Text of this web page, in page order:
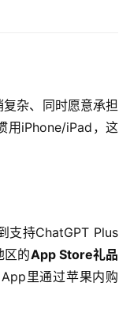
杂、同时愿意承担
用iPhone/iPad，这
支持ChatGPT Plus
区的App Store礼品
里通过苹果内购